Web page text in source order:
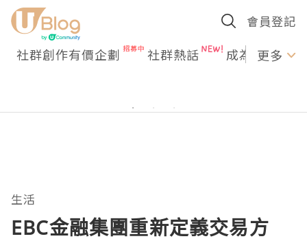
會員登記
社群創作有價企劃 社群熱話 成為U更多
生活
EBC金融集團重新定義交易方